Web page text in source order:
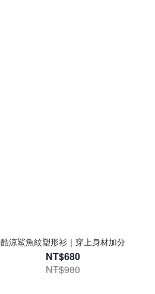
酷涼鯊魚紋塑形衫｜穿上身材加分
NT$680
NT$980